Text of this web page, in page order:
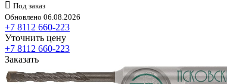
Под заказ
Обновлено 06.08.2026
+7 8112 660-223
Уточнить цену
+7 8112 660-223
Заказать